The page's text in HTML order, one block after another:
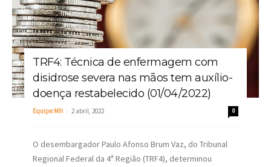
TRF4: Técnica de enfermagem com
disidrose severa nas mãos tem auxílio-
doença restabelecido (01/04/2022)
Equipe MH - 2 abril, 2022 0
O desembargador Paulo Afonso Brum Vaz, do Tribunal
Regional Federal da 4ª Região (TRF4), determinou